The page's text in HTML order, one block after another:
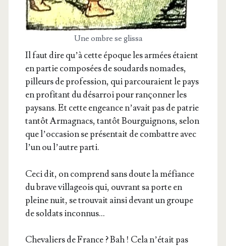
Une ombre se glissa
Il faut dire qu’à cette époque les armées étaient
en par­tie com­po­sées de sou­dards nomades,
pilleurs de pro­fes­sion, qui par­cou­raient le pays
en pro­fi­tant du désar­roi pour ran­çon­ner les
pay­sans. Et cette engeance n’a­vait pas de patrie
tan­tôt Arma­gnacs, tan­tôt Bour­gui­gnons, selon
que l’oc­ca­sion se pré­sen­tait de com­battre avec
l’un ou l’autre parti.
Ceci dit, on com­prend sans doute la méfiance
du brave vil­la­geois qui, ouvrant sa porte en
pleine nuit, se trou­vait ain­si devant un groupe
de sol­dats inconnus…
Che­va­liers de France ? Bah ! Cela n’é­tait pas